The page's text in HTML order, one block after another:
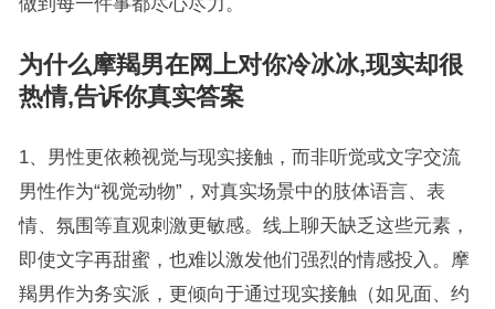
为什么摩羯男在网上对你冷冰冰,现实却很
热情,告诉你真实答案
1、男性更依赖视觉与现实接触，而非听觉或文字交流
男性作为“视觉动物”，对真实场景中的肢体语言、表
情、氛围等直观刺激更敏感。线上聊天缺乏这些元素，
即使文字再甜蜜，也难以激发他们强烈的情感投入。摩
羯男作为务实派，更倾向于通过现实接触（如见面、约